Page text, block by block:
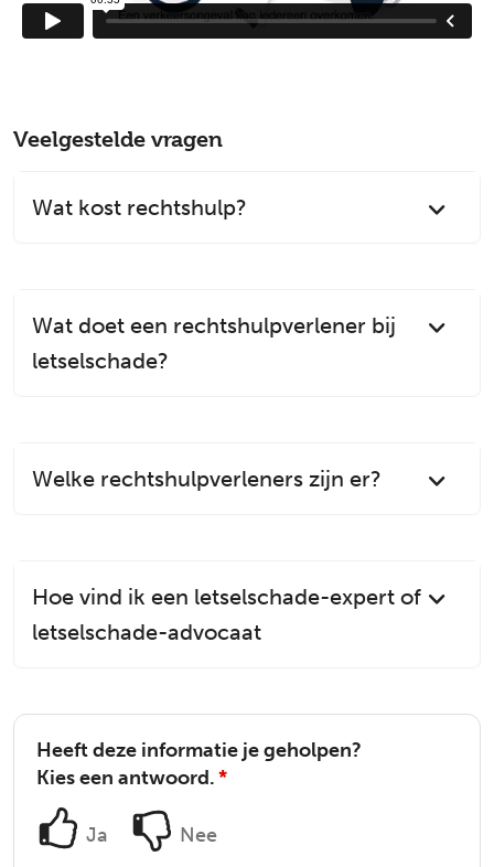
Veelgestelde vragen
Wat kost rechtshulp?
Wat doet een rechtshulpverlener bij
letselschade?
Welke rechtshulpverleners zijn er?
Hoe vind ik een letselschade-expert of
letselschade-advocaat
Heeft deze informatie je geholpen?
Kies een antwoord.*
Ja Nee